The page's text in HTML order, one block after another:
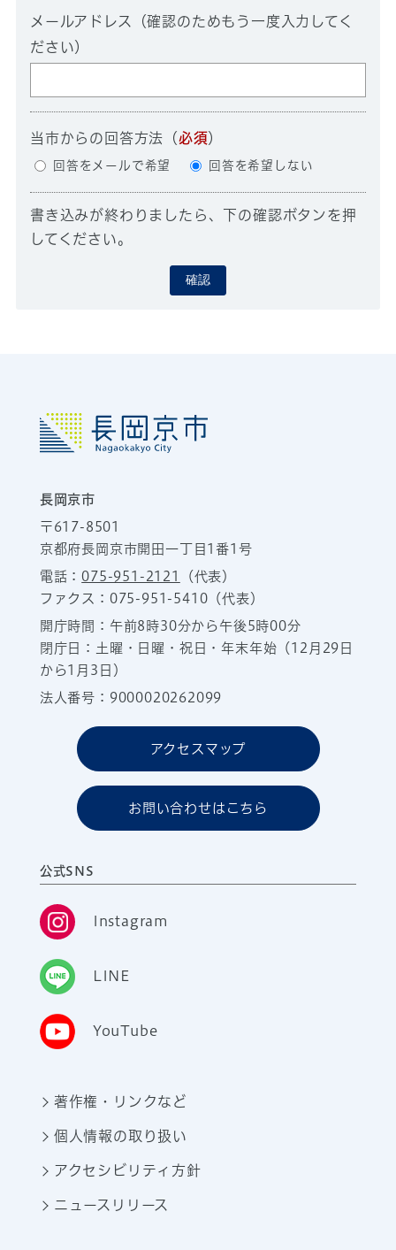
メールアドレス（確認のためもう一度入力してく
ださい）
当市からの回答方法 （必須）
回答をメールで希望 回答を希望しない
書き込みが終わりましたら、下の確認ボタンを押
してください。
確認
長岡京市
〒617-8501
京都府長岡京市開田一丁目1番1号
電話：075-951-2121
（代表）
ファクス：075-951-5410（代表）
開庁時間：午前8時30分から午後5時00分
閉庁日：土曜・日曜・祝日・年末年始（12月29日
から1月3日）
法人番号：9000020262099
アクセスマップ
お問い合わせはこちら
公式SNS
Instagram
LINE
YouTube
著作権・リンクなど
個人情報の取り扱い
アクセシビリティ方針
ニュースリリース